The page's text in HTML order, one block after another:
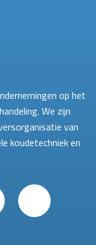
op het
We zijn
van
koudetechniek en